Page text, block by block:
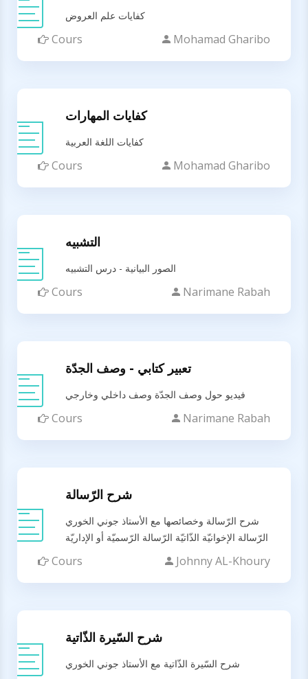
كفايات علم العروض
Cours Mohamad Gharibo
كفايات المهارات
كفايات اللغة العربية
Cours Mohamad Gharibo
التشبيه
الصور البيانية - درس التشبيه
Cours Narimane Rabah
تعبير كتابي - وصف الجدّة
فيديو حول وصف الجدّة وصف داخلي وخارجي
Cours Narimane Rabah
شرح الرّسالة
شرح الرّسالة وخصائصها مع الأستاذ جوني الخوري
الرّسالة الإخوانيّة الذّاتيّة الرّسالة الرّسميّة أو الإداريّة
Cours Johnny AL-Khoury
شرح السّيرة الذّاتية
شرح السّيرة الذّاتية مع الأستاذ جوني الخوري